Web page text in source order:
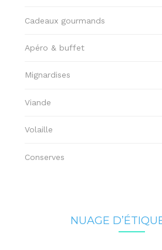
Cadeaux gourmands
Apéro & buffet
Mignardises
Viande
Volaille
Conserves
NUAGE